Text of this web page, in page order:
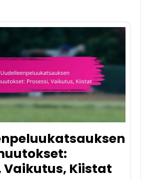
Vaikutus, Kiistat